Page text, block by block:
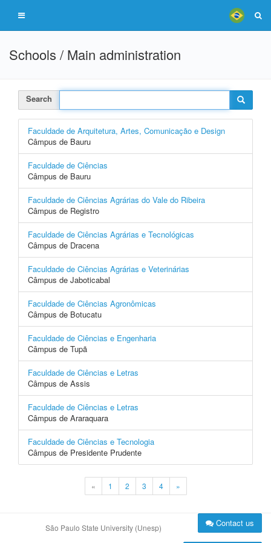
Schools / Main administration
Search
Faculdade de Arquitetura, Artes, Comunicação e Design
Câmpus de Bauru
Faculdade de Ciências
Câmpus de Bauru
Faculdade de Ciências Agrárias do Vale do Ribeira
Câmpus de Registro
Faculdade de Ciências Agrárias e Tecnológicas
Câmpus de Dracena
Faculdade de Ciências Agrárias e Veterinárias
Câmpus de Jaboticabal
Faculdade de Ciências Agronômicas
Câmpus de Botucatu
Faculdade de Ciências e Engenharia
Câmpus de Tupã
Faculdade de Ciências e Letras
Câmpus de Assis
Faculdade de Ciências e Letras
Câmpus de Araraquara
Faculdade de Ciências e Tecnologia
Câmpus de Presidente Prudente
« 1 2 3 4 »
São Paulo State University (Unesp) Contact us